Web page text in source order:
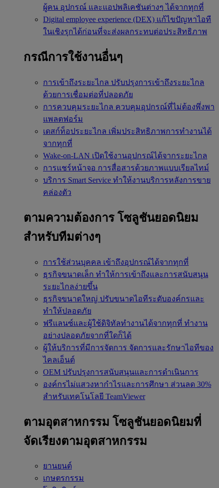
ผู้คน อุปกรณ์ และแอปพลิเคชันต่างๆ ได้จากทุกที่
Digital employee experience (DEX) แก้ไขปัญหาไอที
ในเชิงรุกได้ก่อนที่จะส่งผลกระทบต่อประสิทธิภาพ
กรณีการใช้งานอื่นๆ
การเข้าถึงระยะไกล ปรับปรุงการเข้าถึงระยะไกล
ด้วยการเชื่อมต่อที่ปลอดภัย
การควบคุมระยะไกล ควบคุมอุปกรณ์ที่ไม่ต้องพึ่งพา
แพลตฟอร์ม
เดสก์ท็อประยะไกล เพิ่มประสิทธิภาพการทำงานได้
จากทุกที่
Wake-on-LAN เปิดใช้งานอุปกรณ์ได้จากระยะไกล
การแชร์หน้าจอ การสื่อสารด้วยภาพแบบเรียลไทม์
บริการ Smart Service ทำให้งานบริการหลังการขาย
คล่องตัว
ตามความต้องการ โซลูชันยอดนิยม
สำหรับทีมต่างๆ
การใช้ส่วนบุคคล เข้าถึงอุปกรณ์ได้จากทุกที่
ธุรกิจขนาดเล็ก ทำให้การเข้าถึงและการสนับสนุน
ระยะไกลง่ายขึ้น
ธุรกิจขนาดใหญ่ ปรับขนาดไอทีระดับองค์กรและ
ทำให้ปลอดภัย
ฟรีแลนซ์และผู้ใช้ดิจิทัลทำงานได้จากทุกที่ ทำงาน
อย่างปลอดภัยจากที่ใดก็ได้
ผู้ให้บริการที่มีการจัดการ จัดการและรักษาไอทีของ
ไคลเอ็นต์
OEM ปรับปรุงการสนับสนุนและการดำเนินการ
องค์กรไม่แสวงหากำไรและการศึกษา ส่วนลด 30%
สำหรับเทคโนโลยี TeamViewer
ตามอุตสาหกรรม โซลูชันยอดนิยมที่
จัดเรียงตามอุตสาหกรรม
ยานยนต์
เกษตรกรรม